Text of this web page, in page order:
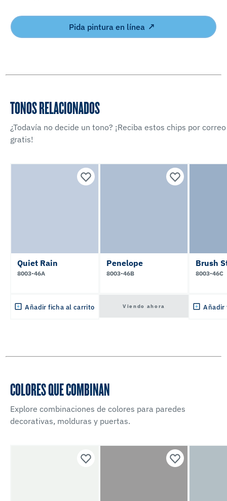
Pida pintura en línea
TONOS RELACIONADOS
¿Todavía no decide un tono? ¡Reciba estos chips por correo
gratis!
Quiet Rain
8003-46A
Añadir ficha al carrito
Penelope
8003-46B
Viendo ahora
Brush
8003-46C
Añadir
COLORES QUE COMBINAN
Explore combinaciones de colores para paredes
decorativas, molduras y puertas.